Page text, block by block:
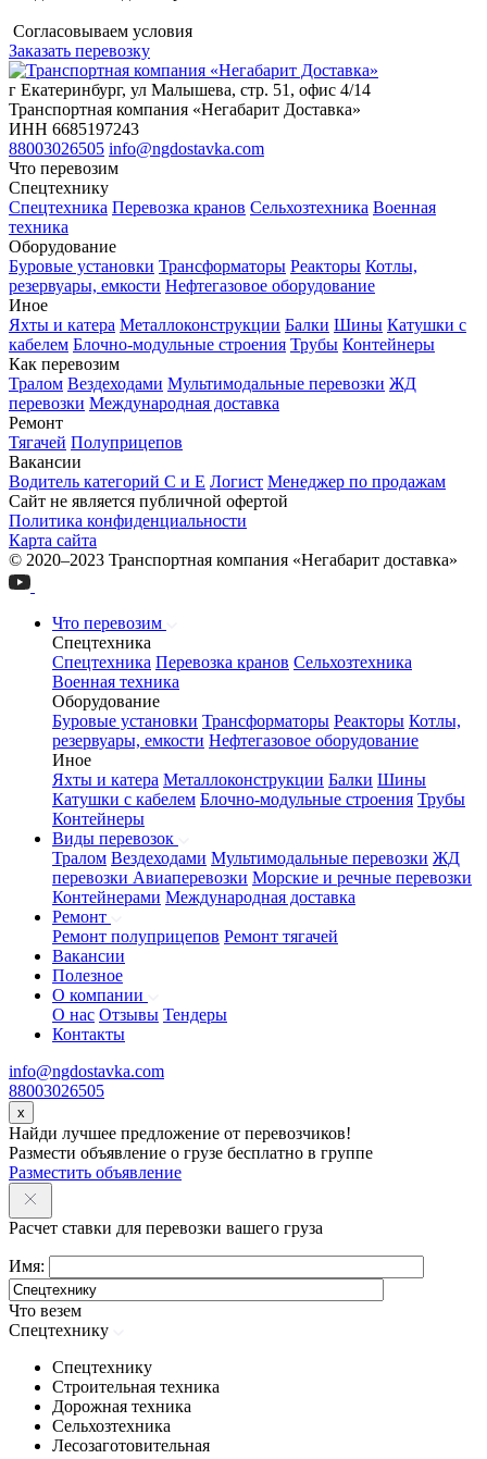
Согласовываем условия
Заказать перевозку
г Екатеринбург, ул Малышева, стр. 51, офис 4/14
Транспортная компания «Негабарит Доставка»
ИНН 6685197243
88003026505 info@ngdostavka.com
Что перевозим
Спецтехнику
Спецтехника Перевозка кранов Сельхозтехника Военная
техника
Оборудование
Буровые установки Трансформаторы Реакторы Котлы,
резервуары, емкости Нефтегазовое оборудование
Иное
Яхты и катера Металлоконструкции Балки Шины Катушки с
кабелем Блочно-модульные строения Трубы Контейнеры
Как перевозим
Тралом Вездеходами Мультимодальные перевозки ЖД
перевозки Международная доставка
Ремонт
Тягачей Полуприцепов
Вакансии
Водитель категорий С и Е Логист Менеджер по продажам
Сайт не является публичной офертой
Политика конфиденциальности
Карта сайта
© 2020–2023 Транспортная компания «Негабарит доставка»
Что перевозим
Спецтехника
Спецтехника Перевозка кранов Сельхозтехника
Военная техника
Оборудование
Буровые установки Трансформаторы Реакторы Котлы,
резервуары, емкости Нефтегазовое оборудование
Иное
Яхты и катера Металлоконструкции Балки Шины
Катушки с кабелем Блочно-модульные строения Трубы
Контейнеры
Виды перевозок
Тралом Вездеходами Мультимодальные перевозки ЖД
перевозки Авиаперевозки Морские и речные перевозки
Контейнерами Международная доставка
Ремонт
Ремонт полуприцепов Ремонт тягачей
Вакансии
Полезное
О компании
О нас Отзывы Тендеры
Контакты
info@ngdostavka.com
88003026505
x
Найди лучшее предложение от перевозчиков!
Размести объявление о грузе бесплатно в группе
Разместить объявление
Расчет ставки для перевозки вашего груза
Имя:
Что везем
Спецтехнику
Спецтехнику
Строительная техника
Дорожная техника
Сельхозтехника
Лесозаготовительная